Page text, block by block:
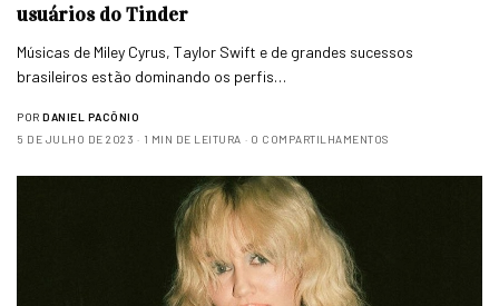
usuários do Tinder
Músicas de Miley Cyrus, Taylor Swift e de grandes sucessos
brasileiros estão dominando os perfis…
POR DANIEL PACÔNIO
5 DE JULHO DE 2023
1 MIN DE LEITURA 0 COMPARTILHAMENTOS